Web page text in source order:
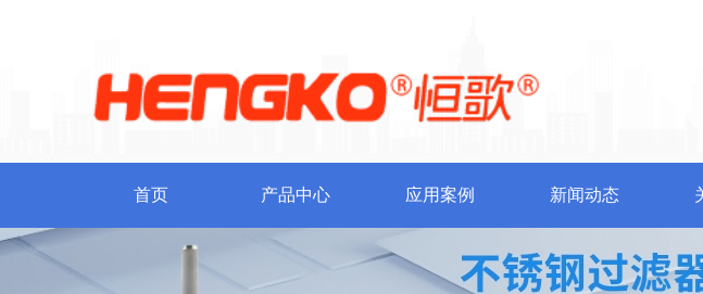
首页 产品中心 应用案例 新闻动态